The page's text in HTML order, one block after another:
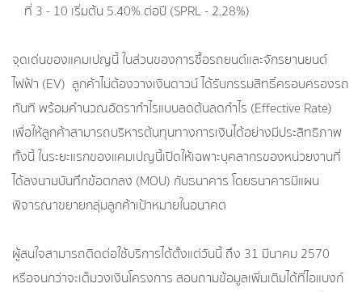
ที่ 3 - 10 เริ่มต้น 5.40% ต่อปี (SPRL - 2.28%)
จุดเด่นของแคมเปญนี้ ในส่วนของการซื้อรถยนต์และจักรยานยนต์
ไฟฟ้า (EV) ลูกค้าไม่ต้องวางเงินดาวน์ ได้รับกรรมสิทธิ์ครอบครองรถ
ทันที พร้อมคำนวณอัตรากำไรแบบลดต้นลดกำไร (Effective Rate)
เพื่อให้ลูกค้าสามารถบริหารต้นทุนทางการเงินได้อย่างมีประสิทธิภาพ
ทั้งนี้ ในระยะแรกของแคมเปญนี้เปิดให้เฉพาะบุคลากรของหน่วยงานที่
ได้ลงนามบันทึกข้อตกลง (MOU) กับธนาคาร โดยธนาคารมีแผน
พิจารณาขยายกลุ่มลูกค้าเป้าหมายในอนาคต
ผู้สนใจสามารถติดต่อใช้บริการได้ตั้งแต่วันนี้ ถึง 31 มีนาคม 2570
หรือจนกว่าจะเต็มวงเงินโครงการ สอบถามข้อมูลเพิ่มเติมได้ที่ไอแบงก์